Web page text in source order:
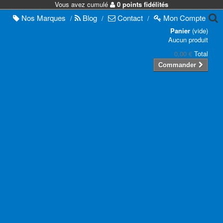
Vous avez cumulé 0 points fidélités
Nos Marques / Blog / Contact / MonCompte
Panier (vide)
Aucun produit
0,00 € Total
Commander